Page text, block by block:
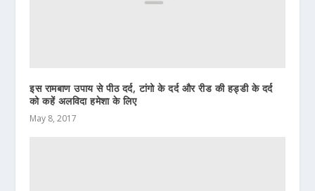
इस रामबाण उपाय से पीठ दर्द, टांगो के दर्द और रीड की हड्डी के दर्द
को कहें अलविदा हमेशा के लिए
May 8, 2017